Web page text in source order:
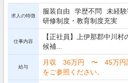
求人の特徴
服装自由 学歴不問
未経
研修制度・教育制度充実
仕事内容
【正社員】上伊那郡中川
候補...
給与
月収 36万円 〜 45万円詳
をご参照ください。